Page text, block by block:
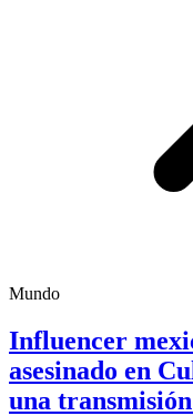
Mundo
Influencer
asesinado en
una